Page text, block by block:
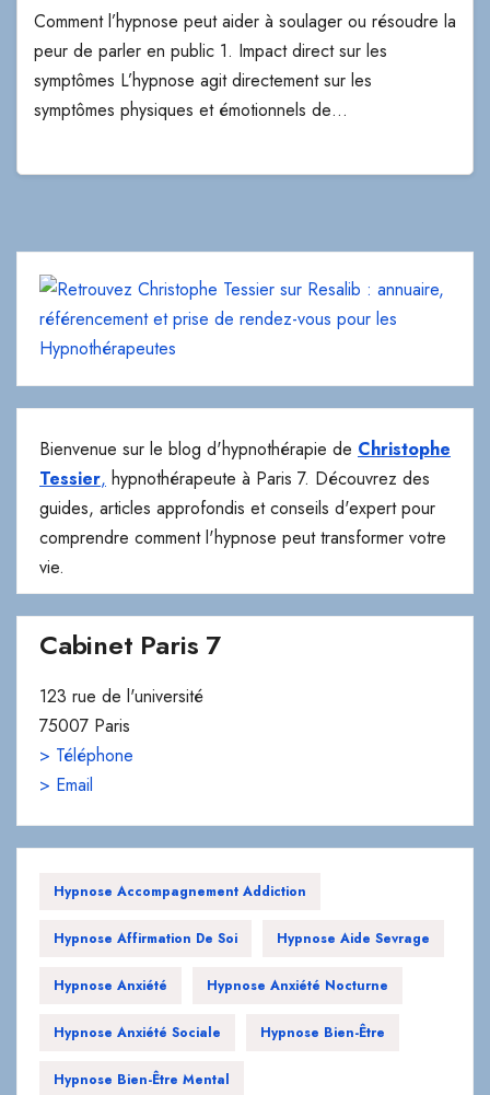
Comment l’hypnose peut aider à soulager ou résoudre la
peur de parler en public 1. Impact direct sur les
symptômes L’hypnose agit directement sur les
symptômes physiques et émotionnels de…
Bienvenue sur le blog d'hypnothérapie de Christophe
Tessier, hypnothérapeute à Paris 7. Découvrez des
guides, articles approfondis et conseils d'expert pour
comprendre comment l'hypnose peut transformer votre
vie.
Cabinet Paris 7
123 rue de l'université
75007 Paris
> Téléphone
> Email
Hypnose Accompagnement Addiction
Hypnose Affirmation De Soi Hypnose Aide Sevrage
Hypnose Anxiété Hypnose Anxiété Nocturne
Hypnose Anxiété Sociale Hypnose Bien-Être
Hypnose Bien-Être Mental